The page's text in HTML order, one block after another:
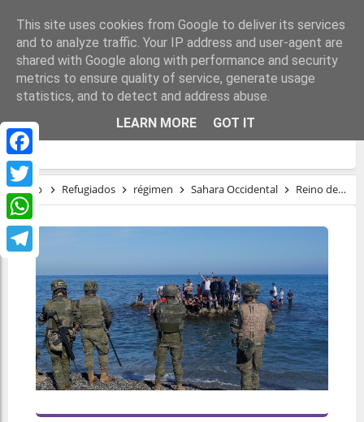
Facebook
Twitter
WhatsApp
REINO DE ESPAÑA: CEUTA Y LOS
CONSENSOS DEL 78
Inicio Refugiados régimen Sahara Occidental Reino de España: Ceuta y los consensos del 78
This site uses cookies from Google to deliver its services
and to analyze traffic. Your IP address and user-agent are
shared with Google along with performance and security
metrics to ensure quality of service, generate usage
statistics, and to detect and address abuse.
LEARN MORE
GOT IT